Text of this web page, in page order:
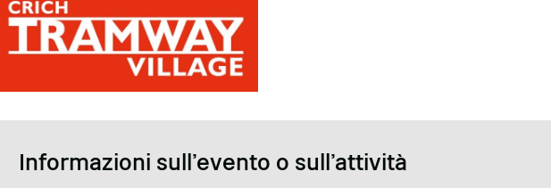
Informazioni sull'evento o sull'attività